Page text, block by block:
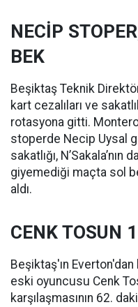
NECİP
BEK
Beşiktaş Teknik
kart cezalıları ve
rotasyona gitti. Montero
stoperde Necip Uysal
sakatlığı,
giyemediği maçta sol
aldı.
CENK TOSUN
Beşiktaş'ın Everton'dan
eski oyuncusu Cenk
karşılaşmasının 62.